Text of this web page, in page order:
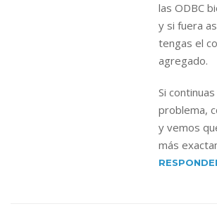
las ODBC
y si fuera
tengas el
agregado.
Si
problema,
y vemos
más